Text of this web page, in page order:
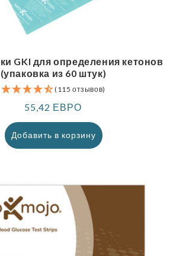
GKI для определения кетонов
(упаковка из 60 штук)
(115 отзывов)
Обычная
цена
55,42 ЕВРО
Добавить в корзину